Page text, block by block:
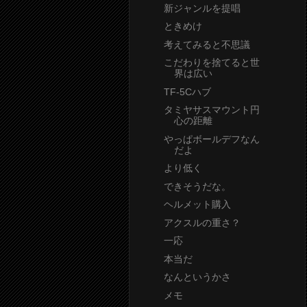
新ジャンルを提唱
ときめけ
考えてみると不思議
こだわりを捨てると世
界は広い
TF-5Cハブ
タミヤサスマウント円
心の距離
やっぱボールデフなん
だよ
より低く
できそうだな。
ヘルメット購入
アクスルの重さ？
一応
本当だ
なんというかさ
メモ